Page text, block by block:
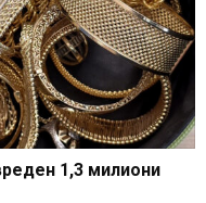
1,3 милиони